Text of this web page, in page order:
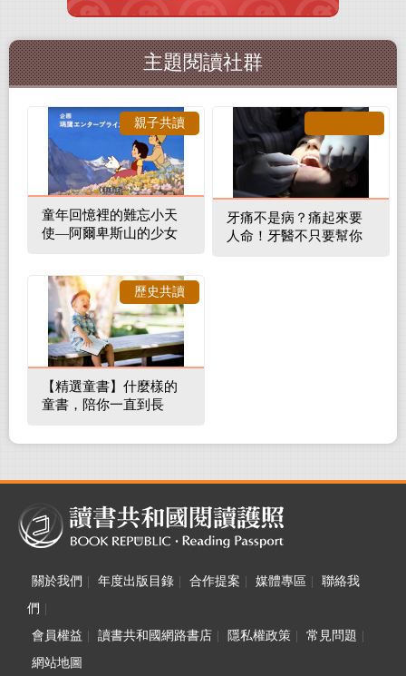
主題閱讀社群
童年回憶裡的難忘小天
使—阿爾卑斯山的少女
親子共讀
牙痛不是病？痛起來要
人命！牙醫不只要幫你
【精選童書】什麼樣的
童書，陪你一直到長
歷史共讀
關於我們 年度出版目錄 合作提案 媒體專區
聯絡我
們
會員權益
讀書共和國網路書店 隱私權政策 常見問題
網站地圖